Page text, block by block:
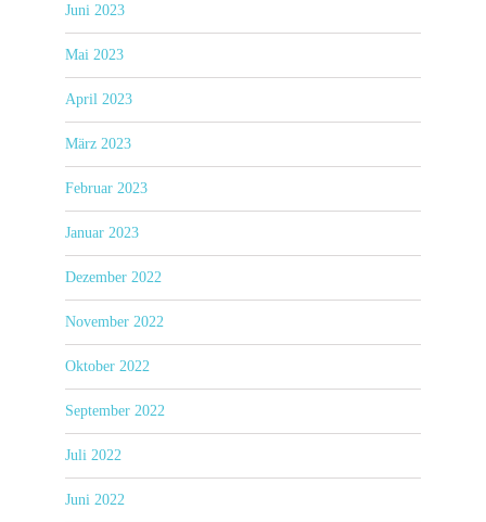
Juni 2023
Mai 2023
April 2023
März 2023
Februar 2023
Januar 2023
Dezember 2022
November 2022
Oktober 2022
September 2022
Juli 2022
Juni 2022